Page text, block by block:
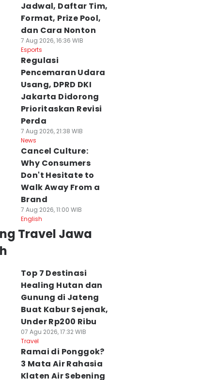
Jadwal, Daftar Tim,
Format, Prize Pool,
dan Cara Nonton
7 Aug 2026, 16:36 WIB
Esports
Regulasi
Pencemaran Udara
Usang, DPRD DKI
Jakarta Didorong
Prioritaskan Revisi
Perda
7 Aug 2026, 21:38 WIB
News
Cancel Culture:
Why Consumers
Don't Hesitate to
Walk Away From a
Brand
7 Aug 2026, 11:00 WIB
English
Travel Jawa
Top 7 Destinasi
Healing Hutan dan
Gunung di Jateng
Buat Kabur Sejenak,
Under Rp200 Ribu
07 Agu 2026, 17:32 WIB
Travel
Ramai di Ponggok?
3 Mata Air Rahasia
Klaten Air Sebening